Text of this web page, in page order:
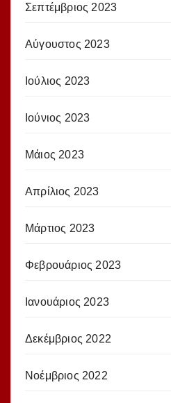
Σεπτέμβριος 2023
Αύγουστος 2023
Ιούλιος 2023
Ιούνιος 2023
Μάιος 2023
Απρίλιος 2023
Μάρτιος 2023
Φεβρουάριος 2023
Ιανουάριος 2023
Δεκέμβριος 2022
Νοέμβριος 2022